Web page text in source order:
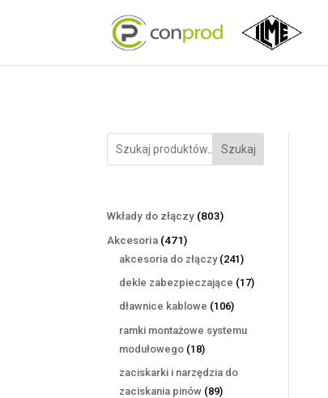
Szukaj
Wkłady do złączy 803803
Akcesoria 471471
produktów
akcesoria do złączy 241241
produktów
dekle zabezpieczające 1717
dławnice kablowe 106106
ramki montażowe systemu
modułowego 1818
produktów
zaciskarki i narzędzia do
zaciskania pinów 8989